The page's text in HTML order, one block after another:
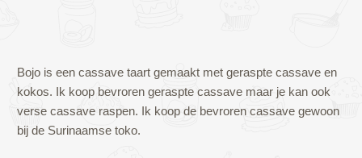
Bojo is een cassave taart gemaakt met geraspte cassave en
kokos. Ik koop bevroren geraspte cassave maar je kan ook
verse cassave raspen. Ik koop de bevroren cassave gewoon
bij de Surinaamse toko.